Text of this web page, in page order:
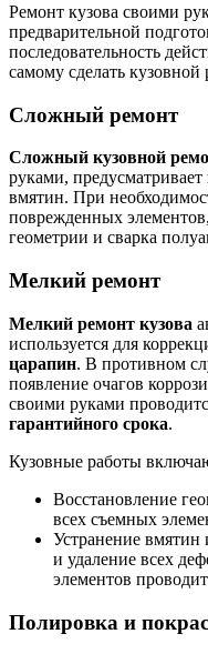
Ремонт кузова своими
предварительной
последовательность
самому сделать кузовной
Сложный ремонт
Сложный кузовной
руками, предусматривает
вмятин. При
поврежденных
геометрии и сварка
Мелкий ремонт
Мелкий ремонт кузова
используется для
царапин. В противном
появление очагов
своими руками
гарантийного срока.
Кузовные работы
Восстановление
всех съемных
Устранение вмятин
и удаление всех
элементов
Полировка и